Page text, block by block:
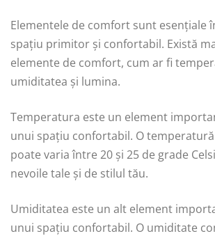
Elementele de comfort sunt esențiale
spațiu primitor și confortabil. Există
elemente de comfort, cum ar fi
umiditatea și lumina.
Temperatura este un element
unui spațiu confortabil. O
poate varia între 20 și 25 de grade
nevoile tale și de stilul tău.
Umiditatea este un alt element
unui spațiu confortabil. O umiditate